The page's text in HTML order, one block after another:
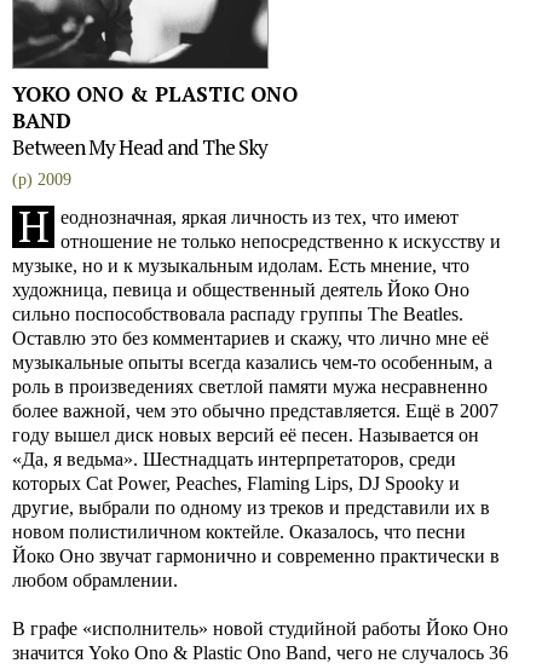
YOKO ONO & PLASTIC ONO
BAND
Between My Head and The Sky
(p) 2009
Н еоднозначная, яркая личность из тех, что имеют
отношение не только непосредственно к искусству и
музыке, но и к музыкальным идолам. Есть мнение, что
художница, певица и общественный деятель Йоко Оно
сильно поспособствовала распаду группы The Beatles.
Оставлю это без комментариев и скажу, что лично мне её
музыкальные опыты всегда казались чем-то особенным, а
роль в произведениях светлой памяти мужа несравненно
более важной, чем это обычно представляется. Ещё в 2007
году вышел диск новых версий её песен. Называется он
«Да, я ведьма». Шестнадцать интерпретаторов, среди
которых Cat Power, Peaches, Flaming Lips, DJ Spooky и
другие, выбрали по одному из треков и представили их в
новом полистиличном коктейле. Оказалось, что песни
Йоко Оно звучат гармонично и современно практически в
любом обрамлении.
В графе «исполнитель» новой студийной работы Йоко Оно
значится Yoko Ono & Plastic Ono Band, чего не случалось 36